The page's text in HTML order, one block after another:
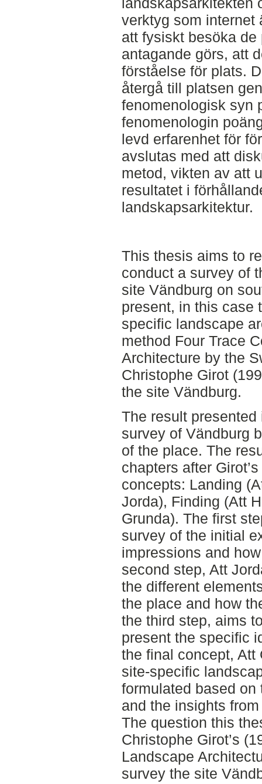
verktyg som internet
att fysiskt besöka
antagande görs, att
förståelse för plats.
återgå till platsen
fenomenologisk syn
fenomenologin
levd erfarenhet för
avslutas med att
metod, vikten av att
resultatet i
landskapsarkitektur.
This thesis aims to
conduct a survey of
site Vändburg on
present, in this case
specific landscape
method Four Trace
Architecture by the
Christophe Girot
the site Vändburg.
The result
survey of Vändburg
of the place. The
chapters after
concepts: Landing
Jorda), Finding (Att
Grunda). The first
survey of the initial
impressions and
second step, Att
the different
the place and how
the third step, aims
present the specific
the final concept, Att
site-specific
formulated based
and the insights
The question this
Christophe Girot’s
Landscape
survey the site